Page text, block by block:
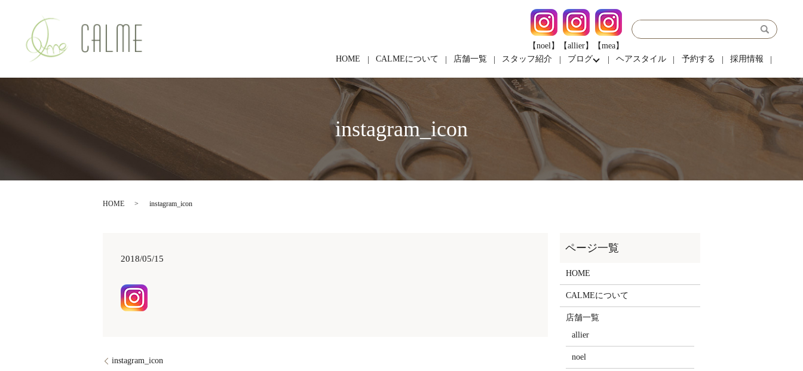
HOME CALMEについて 店舗一覧 スタッフ紹介 ブログ ヘアスタイル 予約する 採用情報
【noel】 【allier】 【mea】
instagram_icon
HOME instagram_icon
2018/05/15
instagram_icon
HOME
CALMEについて
店舗一覧
allier
noel